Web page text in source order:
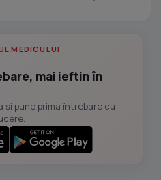
MEDICULUI
mai ieftin în
și pune prima întrebare cu